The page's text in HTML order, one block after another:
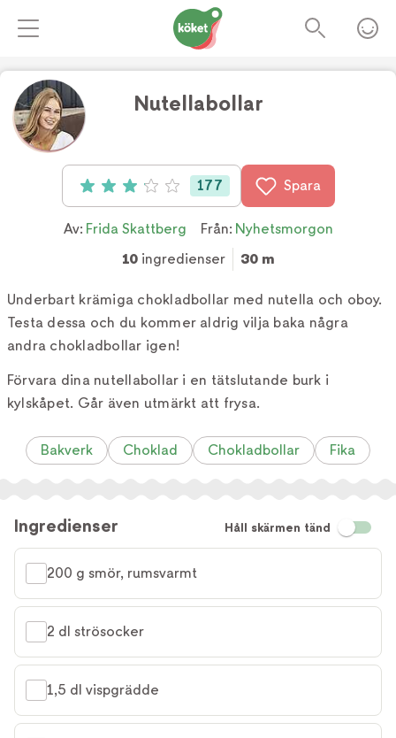
Nutellabollar
Betyg: 3.1 av 5 (177 röster)
177 Spara
Av: Frida Skattberg Från: Nyhetsmorgon
10 ingredienser 30 m
Underbart krämiga chokladbollar med nutella och oboy.
Testa dessa och du kommer aldrig vilja baka några
andra chokladbollar igen!
Förvara dina nutellabollar i en tätslutande burk i
kylskåpet. Går även utmärkt att frysa.
Bakverk Choklad Chokladbollar Fika
Ingredienser Håll skärmen tänd
200 g smör, rumsvarmt
2 dl strösocker
1,5 dl vispgrädde